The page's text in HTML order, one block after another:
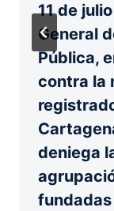
11 de
General
Pública,
contra la
deniega